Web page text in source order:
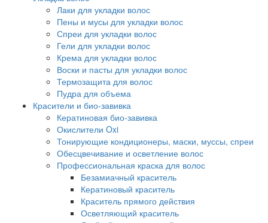
Лаки для укладки волос
Пены и мусы для укладки волос
Спреи для укладки волос
Гели для укладки волос
Крема для укладки волос
Воски и пасты для укладки волос
Термозащита для волос
Пудра для объема
Красители и био-завивка
Кератиновая био-завивка
Окислители Oxi
Тонирующие кондиционеры, маски, муссы, спреи
Обесцвечивание и осветление волос
Профессиональная краска для волос
Безамиачный краситель
Кератиновый краситель
Краситель прямого действия
Осветляющий краситель